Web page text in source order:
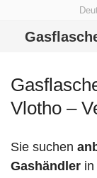
Vlotho –
Sie suchen
Gashändler in